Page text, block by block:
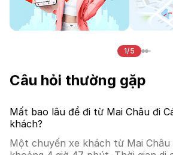
1/5
Câu hỏi thường gặp
Mất bao lâu để đi từ Mai Châu đi
khách?
Một chuyến xe khách từ Mai Châu